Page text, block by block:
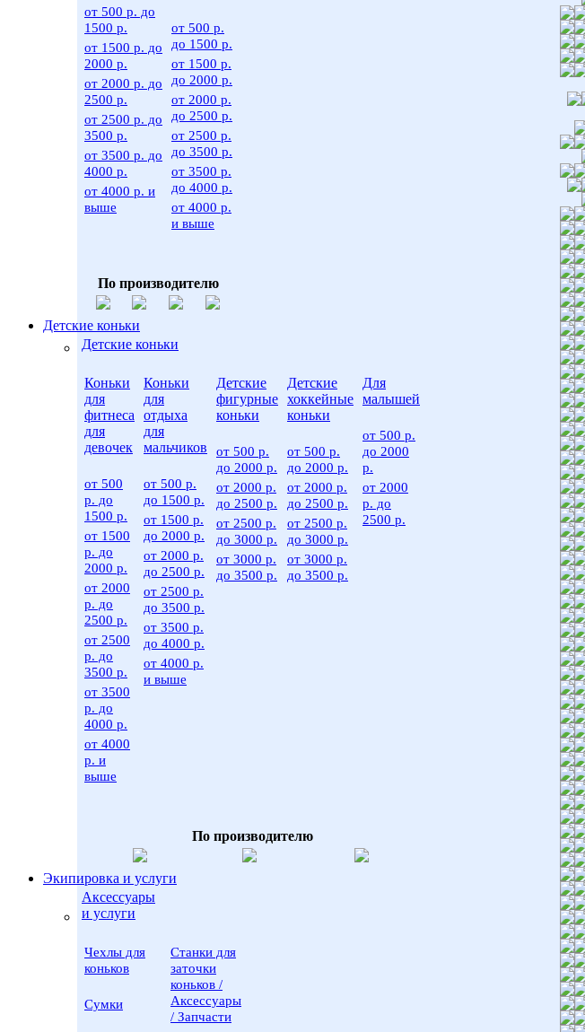
от 500 р. до
1500 р.
от 1500 р. до
2000 р.
от 2000 р. до
2500 р.
от 2500 р. до
3500 р.
от 3500 р. до
4000 р.
от 4000 р. и
выше
от 500 р.
до 1500 р.
от 1500 р.
до 2000 р.
от 2000 р.
до 2500 р.
от 2500 р.
до 3500 р.
от 3500 р.
до 4000 р.
от 4000 р.
и выше
По производителю
Детские коньки
Детские коньки
Коньки
для
фитнеса
для
девочек
от 500
р. до
1500 р.
от 1500
р. до
2000 р.
от 2000
р. до
2500 р.
от 2500
р. до
3500 р.
от 3500
р. до
4000 р.
от 4000
р. и
выше
Коньки
для
отдыха
для
мальчиков
от 500 р.
до 1500 р.
от 1500 р.
до 2000 р.
от 2000 р.
до 2500 р.
от 2500 р.
до 3500 р.
от 3500 р.
до 4000 р.
от 4000 р.
и выше
Детские
фигурные
коньки
от 500 р.
до 2000 р.
от 2000 р.
до 2500 р.
от 2500 р.
до 3000 р.
от 3000 р.
до 3500 р.
Детские
хоккейные
коньки
от 500 р.
до 2000 р.
от 2000 р.
до 2500 р.
от 2500 р.
до 3000 р.
от 3000 р.
до 3500 р.
Для
малышей
от 500 р.
до 2000
р.
от 2000
р. до
2500 р.
По производителю
Экипировка и услуги
Аксессуары
и услуги
Чехлы для
коньков
Сумки
Станки для
заточки
коньков /
Аксессуары
/ Запчасти